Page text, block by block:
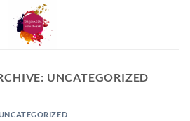
UNCATEGORIZED